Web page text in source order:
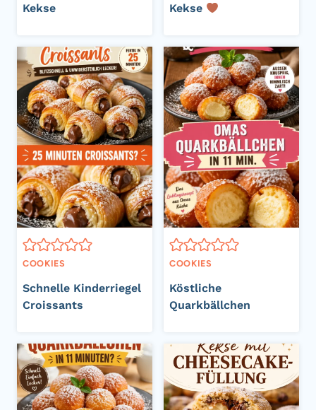
Kekse
Kekse
COOKIES
Schnelle Kinderriegel
Croissants
COOKIES
Köstliche
Quarkbällchen